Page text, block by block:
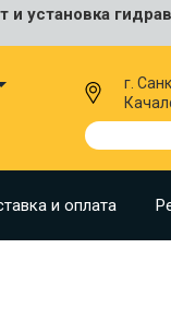
установка
г.
и оплата